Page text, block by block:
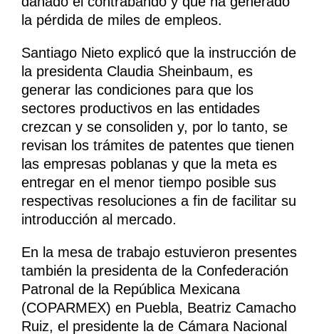
la pérdida de miles de empleos.
Santiago Nieto explicó que la instrucción de
la presidenta Claudia Sheinbaum, es
generar las condiciones para que los
sectores productivos en las entidades
crezcan y se consoliden y, por lo tanto, se
revisan los trámites de patentes que tienen
las empresas poblanas y que la meta es
entregar en el menor tiempo posible sus
respectivas resoluciones a fin de facilitar su
introducción al mercado.
En la mesa de trabajo estuvieron presentes
también la presidenta de la Confederación
Patronal de la República Mexicana
(COPARMEX) en Puebla, Beatriz Camacho
Ruiz, el presidente la de Cámara Nacional